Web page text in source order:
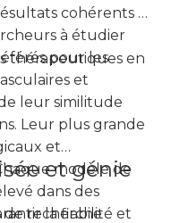
cohérents et
à étudier
thérapeutiques en
pour les
et
leur similitude
Leur plus grande
et
modèle de
dans des
la fiabilité et
et génie
de recherche